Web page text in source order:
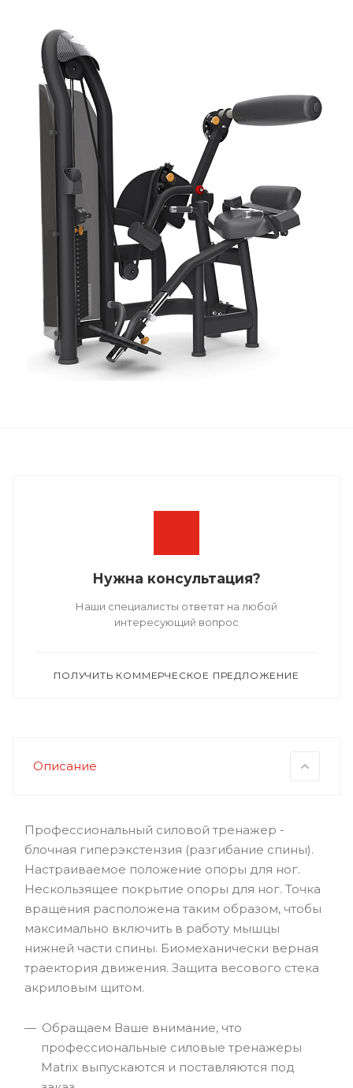
Нужна консультация?
Наши специалисты ответят на любой
интересующий вопрос
ПОЛУЧИТЬ КОММЕРЧЕСКОЕ ПРЕДЛОЖЕНИЕ
Описание
Профессиональный силовой тренажер -
блочная гиперэкстензия (разгибание спины).
Настраиваемое положение опоры для ног.
Нескользящее покрытие опоры для ног. Точка
вращения расположена таким образом, чтобы
максимально включить в работу мышцы
нижней части спины. Биомеханически верная
траектория движения. Защита весового стека
акриловым щитом.
Обращаем Ваше внимание, что
профессиональные силовые тренажеры
Matrix выпускаются и поставляются под